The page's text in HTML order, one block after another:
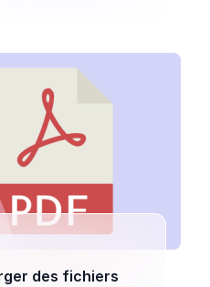
des fichiers